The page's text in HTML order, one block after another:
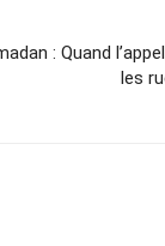
: Quand
les